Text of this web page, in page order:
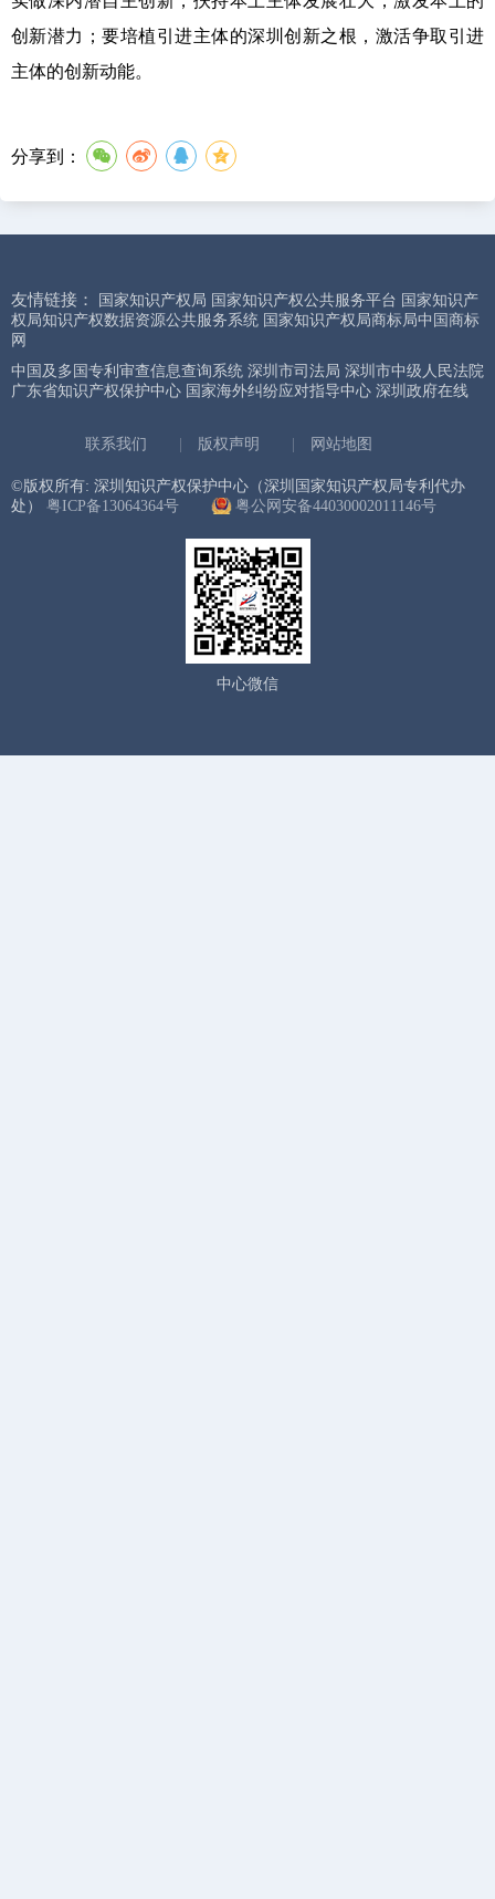
创新潜力；要培植引进主体的深圳创新之根，激活争取引进
主体的创新动能。
分享到：
友情链接： 国家知识产权局 国家知识产权公共服务平台 国家知识产
权局知识产权数据资源公共服务系统 国家知识产权局商标局中国商标
网
中国及多国专利审查信息查询系统 深圳市司法局 深圳市中级人民法院
广东省知识产权保护中心 国家海外纠纷应对指导中心 深圳政府在线
联系我们 版权声明 网站地图
©版权所有: 深圳知识产权保护中心（深圳国家知识产权局专利代办
处） 粤ICP备13064364号 粤公网安备44030002011146号
中心微信